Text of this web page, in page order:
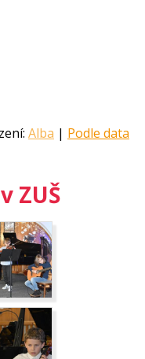
Alba | Podle data
ZUŠ